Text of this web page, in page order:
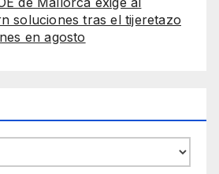
soluciones tras el tijeretazo
en agosto